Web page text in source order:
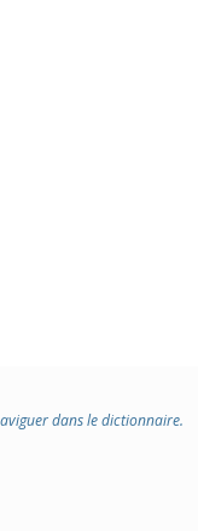
dans le dictionnaire.